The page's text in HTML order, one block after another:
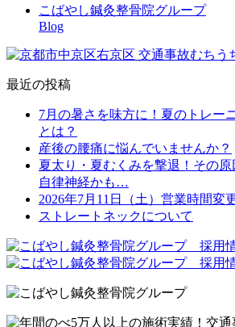
こばやし鍼灸整骨院グループ
Blog
最近の投稿
7月の暑さを味方に！夏のトレー
とは？
産後の腰痛に悩んでいませんか？
夏太り・夏むくみを撃退！その
自律神経かも…
2026年7月11日（土）営業時間変
ストレートネックについて